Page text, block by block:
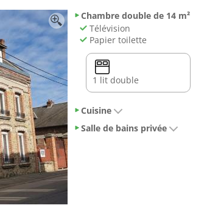
Chambre double de 14 m²
Télévision
Papier toilette
1 lit double
Cuisine
Salle de bains privée